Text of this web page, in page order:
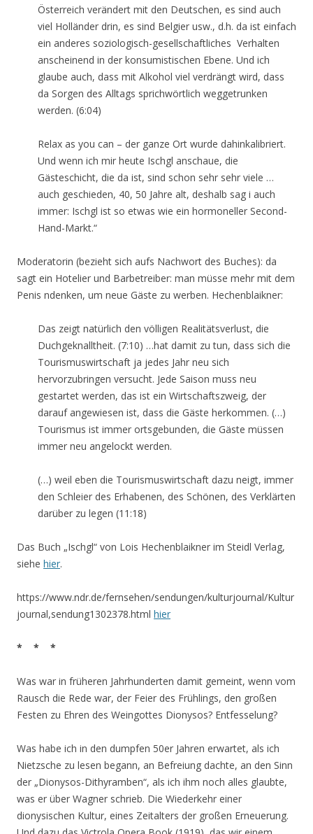
Österreich verändert mit den Deutschen, es sind auch
viel Holländer drin, es sind Belgier usw., d.h. da ist einfach
ein anderes soziologisch-gesellschaftliches Verhalten
anscheinend in der konsumistischen Ebene. Und ich
glaube auch, dass mit Alkohol viel verdrängt wird, dass
da Sorgen des Alltags sprichwörtlich weggetrunken
werden. (6:04)
Relax as you can – der ganze Ort wurde dahinkalibriert.
Und wenn ich mir heute Ischgl anschaue, die
Gästeschicht, die da ist, sind schon sehr sehr viele …
auch geschieden, 40, 50 Jahre alt, deshalb sag i auch
immer: Ischgl ist so etwas wie ein hormoneller Second-
Hand-Markt.“
Moderatorin (bezieht sich aufs Nachwort des Buches): da
sagt ein Hotelier und Barbetreiber: man müsse mehr mit dem
Penis ndenken, um neue Gäste zu werben. Hechenblaikner:
Das zeigt natürlich den völligen Realitätsverlust, die
Duchgeknalltheit. (7:10) …hat damit zu tun, dass sich die
Tourismuswirtschaft ja jedes Jahr neu sich
hervorzubringen versucht. Jede Saison muss neu
gestartet werden, das ist ein Wirtschaftszweig, der
darauf angewiesen ist, dass die Gäste herkommen. (…)
Tourismus ist immer ortsgebunden, die Gäste müssen
immer neu angelockt werden.
(…) weil eben die Tourismuswirtschaft dazu neigt, immer
den Schleier des Erhabenen, des Schönen, des Verklärten
darüber zu legen (11:18)
Das Buch „Ischgl“ von Lois Hechenblaikner im Steidl Verlag,
siehe hier.
https://www.ndr.de/fernsehen/sendungen/kulturjournal/Kultur
journal,sendung1302378.html hier
* * *
Was war in früheren Jahrhunderten damit gemeint, wenn vom
Rausch die Rede war, der Feier des Frühlings, den großen
Festen zu Ehren des Weingottes Dionysos? Entfesselung?
Was habe ich in den dumpfen 50er Jahren erwartet, als ich
Nietzsche zu lesen begann, an Befreiung dachte, an den Sinn
der „Dionysos-Dithyramben“, als ich ihm noch alles glaubte,
was er über Wagner schrieb. Die Wiederkehr einer
dionysischen Kultur, eines Zeitalters der großen Erneuerung.